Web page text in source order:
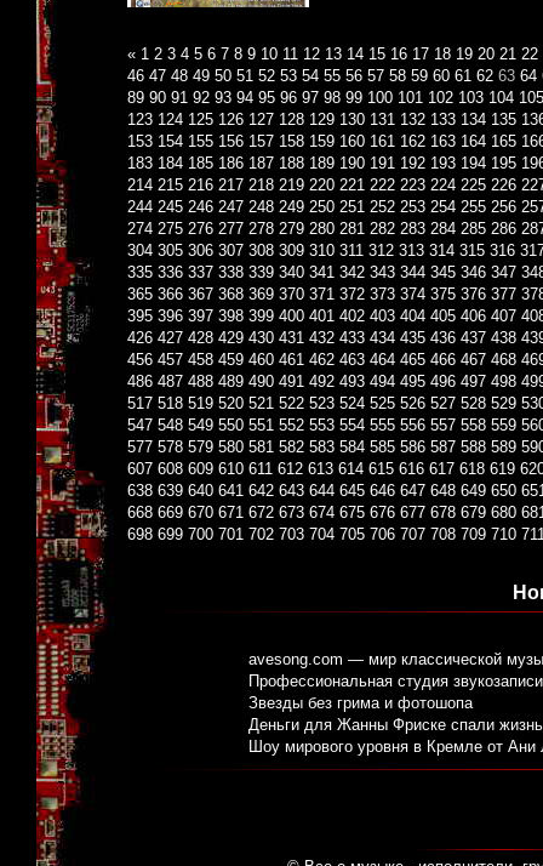
« 1 2 3 4 5 6 7 8 9 10 11 12 13 14 15 16 17 18 19 20 21 22
46 47 48 49 50 51 52 53 54 55 56 57 58 59 60 61 62 63 64
89 90 91 92 93 94 95 96 97 98 99 100 101 102 103 104 105
123 124 125 126 127 128 129 130 131 132 133 134 135
153 154 155 156 157 158 159 160 161 162 163 164 165
183 184 185 186 187 188 189 190 191 192 193 194 195
214 215 216 217 218 219 220 221 222 223 224 225 226
244 245 246 247 248 249 250 251 252 253 254 255 256
274 275 276 277 278 279 280 281 282 283 284 285 286
304 305 306 307 308 309 310 311 312 313 314 315 316
335 336 337 338 339 340 341 342 343 344 345 346 347
365 366 367 368 369 370 371 372 373 374 375 376 377
395 396 397 398 399 400 401 402 403 404 405 406 407
426 427 428 429 430 431 432 433 434 435 436 437 438
456 457 458 459 460 461 462 463 464 465 466 467 468
486 487 488 489 490 491 492 493 494 495 496 497 498
517 518 519 520 521 522 523 524 525 526 527 528 529
547 548 549 550 551 552 553 554 555 556 557 558 559
577 578 579 580 581 582 583 584 585 586 587 588 589
607 608 609 610 611 612 613 614 615 616 617 618 619
638 639 640 641 642 643 644 645 646 647 648 649 650
668 669 670 671 672 673 674 675 676 677 678 679 680
698 699 700 701 702 703 704 705 706 707 708 709 710
avesong.com — мир классической
Профессиональная студия
Звезды без грима и фотошопа
Деньги для Жанны Фриске спали
Шоу мирового уровня в Кремле от Ани